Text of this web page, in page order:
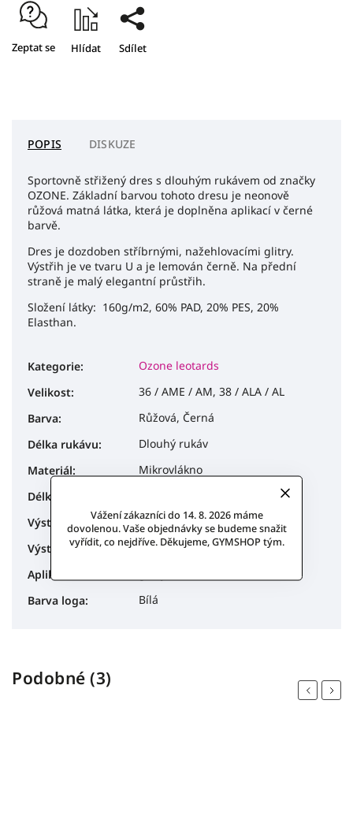
Vážení zákazníci do 14. 8. 2026 máme
dovolenou. Vaše objednávky se budeme snažit
vyřídit, co nejdříve. Děkujeme, GYMSHOP tým.
Zeptat se Hlídat Sdílet
POPIS DISKUZE
Sportovně střižený dres s dlouhým rukávem od značky
OZONE. Základní barvou tohoto dresu je neonově
růžová matná látka, která je doplněna aplikací v černé
barvě.
Dres je dozdoben stříbrnými, nažehlovacími glitry.
Výstřih je ve tvaru U a je lemován černě. Na přední
straně je malý elegantní průstřih.
Složení látky: 160g/m2, 60% PAD, 20% PES, 20%
Elasthan.
Kategorie:
Ozone leotards
Velikost:
36 / AME / AM, 38 / ALA / AL
Barva:
Růžová, Černá
Délka rukávu:
Dlouhý rukáv
Materiál:
Mikrovlákno
Délka rukávu
Výstřih
U
Výstřih - záda:
U
Aplikace
Barva loga: Bílá
Podobné (3)
Previous
Next